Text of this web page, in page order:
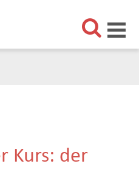
Kurs: der